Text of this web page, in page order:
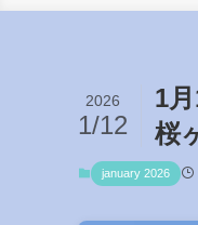
1
桜
2026
1/12
january 2026